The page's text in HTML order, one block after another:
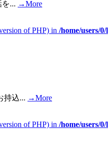
... →More
of PHP) in /home/users/
持込... →More
of PHP) in /home/users/